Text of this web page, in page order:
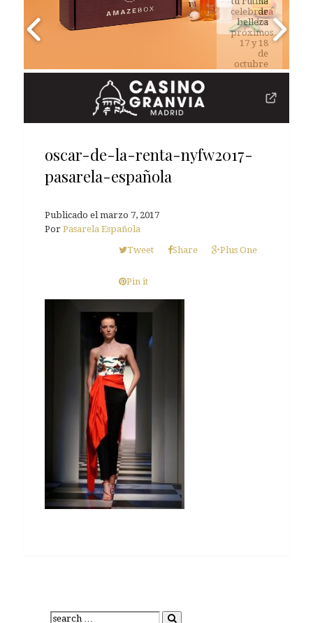
celebrará
los
próximos
17 y 18
de
octubre
de 2026
de
belleza
oscar-de-la-renta-nyfw2017-
pasarela-española
Publicado el marzo 7, 2017
Por Pasarela Española
Tweet
Share Plus One
Pin it